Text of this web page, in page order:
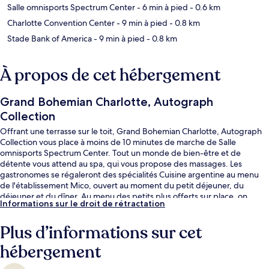
Salle omnisports Spectrum Center- 6 min à pied - 0.6 km
Charlotte Convention Center- 9 min à pied - 0.8 km
Stade Bank of America- 9 min à pied - 0.8 km
À propos de cet hébergement
Grand Bohemian Charlotte, Autograph
Collection
Offrant une terrasse sur le toit, Grand Bohemian Charlotte, Autograph
Collection vous place à moins de 10 minutes de marche de Salle
omnisports Spectrum Center. Tout un monde de bien-être et de
détente vous attend au spa, qui vous propose des massages. Les
gastronomes se régaleront des spécialités Cuisine argentine au menu
de l'établissement Mico, ouvert au moment du petit déjeuner, du
déjeuner et du dîner. Au menu des petits plus offerts sur place, on
trouve une salle de fitness et un bar / salon. Sympa non ? Les autres
générale. Quelques minutes de marche seulement séparent
l'hébergement des transports publics : Arrêt de tramway Tryon Street
est accessible en quelques foulées et Arrêt de tramway Mint Street se
situe à 3 min à pied.
Informations sur le droit de rétractation
Plus d’informations sur cet
hébergement